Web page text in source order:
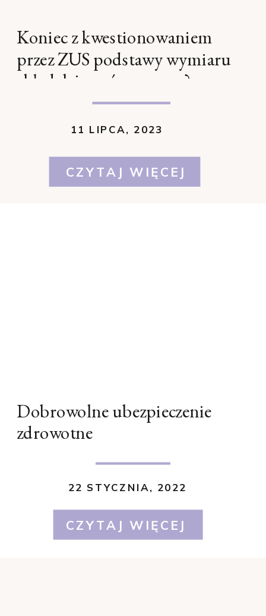
CZYTAJ WIĘCEJ
11 LIPCA, 2023
Koniec z kwestionowaniem
przez ZUS podstawy wymiaru
składek i umów o pracę?
CZYTAJ WIĘCEJ
22 STYCZNIA, 2022
Dobrowolne ubezpieczenie
zdrowotne